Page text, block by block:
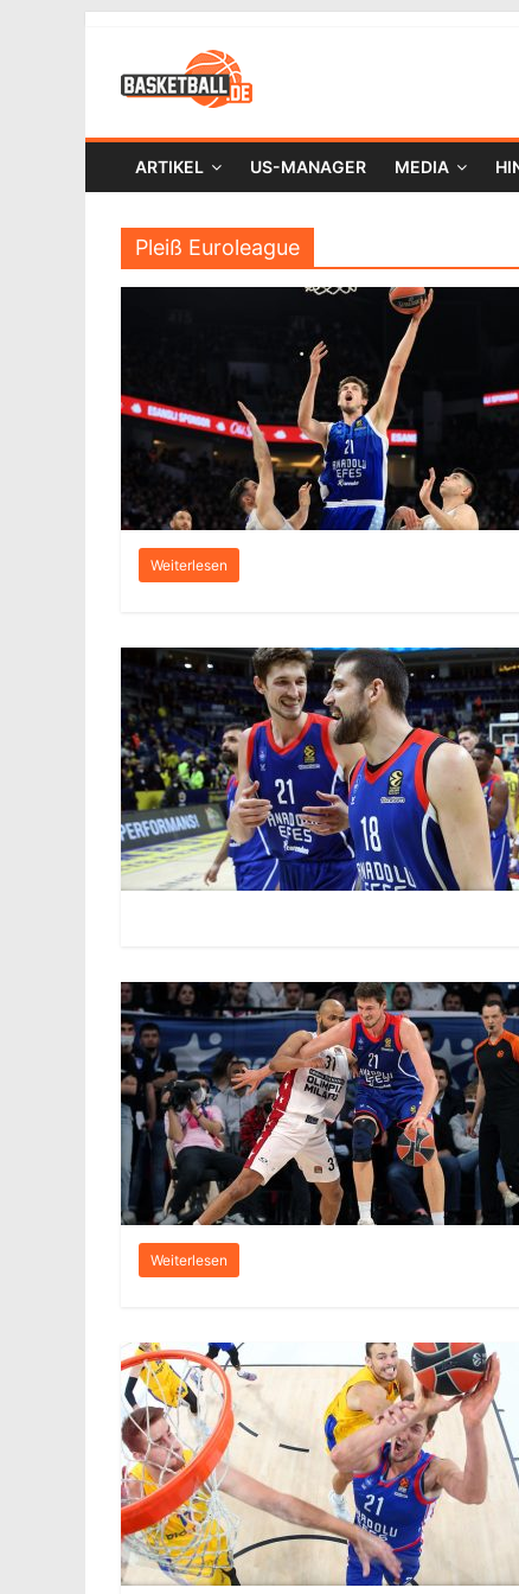
ARTIKEL US-MANAGER MEDIA
Pleiß Euroleague
Weiterlesen
Weiterlesen